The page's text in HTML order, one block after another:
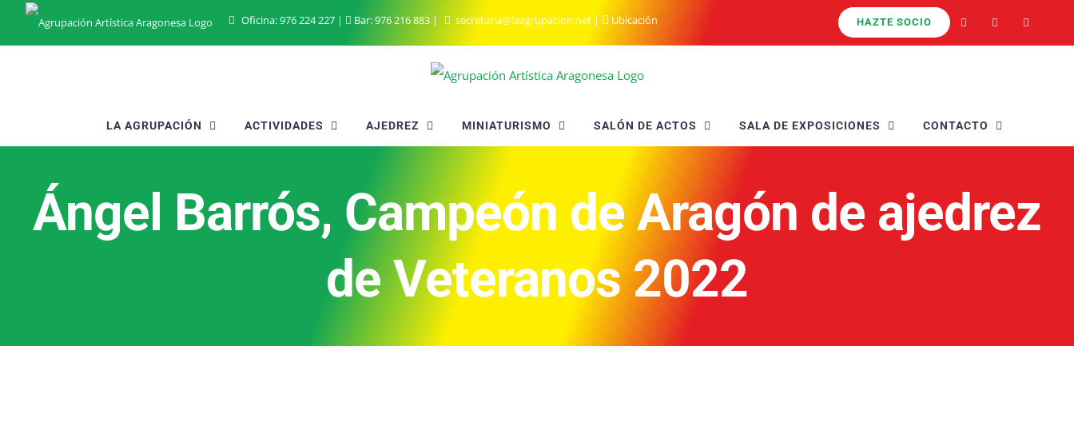
Saltar
Oficina:976 224 227 | Bar:976 216 883 | secretaria@laagrupacion.net| Ubicación HAZTE SOCIO
LA AGRUPACIÓN ACTIVIDADES AJEDREZ MINIATURISMO SALÓN DE ACTOS SALA DE EXPOSICIONES CONTACTO
Ángel Barrós, Campeón de Aragón de ajedrez
de Veteranos 2022